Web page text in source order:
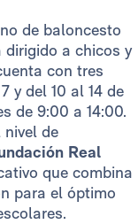
de baloncesto
a chicos y
con tres
y del 10 al 14 de
de 9:00 a 14:00.
nivel de
Real
que combina
para el óptimo